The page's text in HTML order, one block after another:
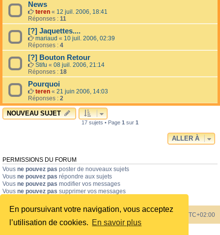
En poursuivant votre navigation, vous acceptez
l’utilisation de cookies. En savoir plus
News
teren « 12 juil. 2006, 18:41
Réponses : 11
[?] Jaquettes....
mariaud « 10 juil. 2006, 02:39
Réponses : 4
[?] Bouton Retour
Stifu « 08 juil. 2006, 21:14
Réponses : 18
Pourquoi
teren « 21 juin 2006, 14:03
Réponses : 2
NOUVEAU SUJET
17 sujets • Page 1 sur 1
ALLER À
PERMISSIONS DU FORUM
Vous ne pouvez pas poster de nouveaux sujets
Vous ne pouvez pas répondre aux sujets
Vous ne pouvez pas modifier vos messages
Vous ne pouvez pas supprimer vos messages
Index du forum Heures au format UTC+02:00